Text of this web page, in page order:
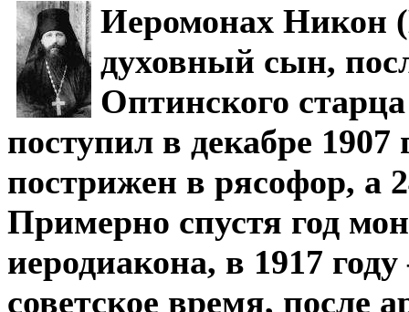
Иеромонах Никон
духовный сын,
Оптинского
поступил в декабре
пострижен в рясофор,
Примерно спустя год
иеродиакона, в 1917
советское время, после